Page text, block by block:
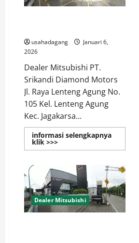
usahadagang
Januari 6,
2026
Dealer Mitsubishi PT.
Srikandi Diamond Motors
Jl. Raya Lenteng Agung No.
105 Kel. Lenteng Agung
Kec. Jagakarsa...
informasi selengkapnya
klik >>>Read
more
Resmi
Mitsubishi
Jakarta
PT.
Srikandi
Diamond
Motors
Dealer Mitsubishi